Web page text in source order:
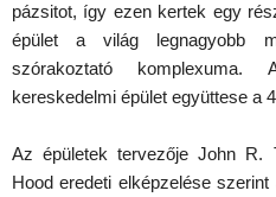
pázsitot, így ezen kertek egy
épület a világ legnagyobb
szórakoztató
kereskedelmi épület együttese a
Az épületek tervezője John R.
Hood eredeti elképzelése